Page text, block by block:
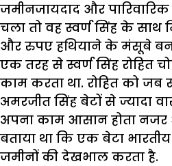
जमीनजायदाद और
चला तो वह स्वर्ण सिंह के साथ
और रुपए हथियाने के मंसूबे
एक तरह से स्वर्ण सिंह रोहित
काम करता था. रोहित को जब
अमरजीत सिंह बेटों से ज्यादा
अपना काम आसान होता नजर
बताया था कि एक बेटा
जमीनों की देखभाल करता है.